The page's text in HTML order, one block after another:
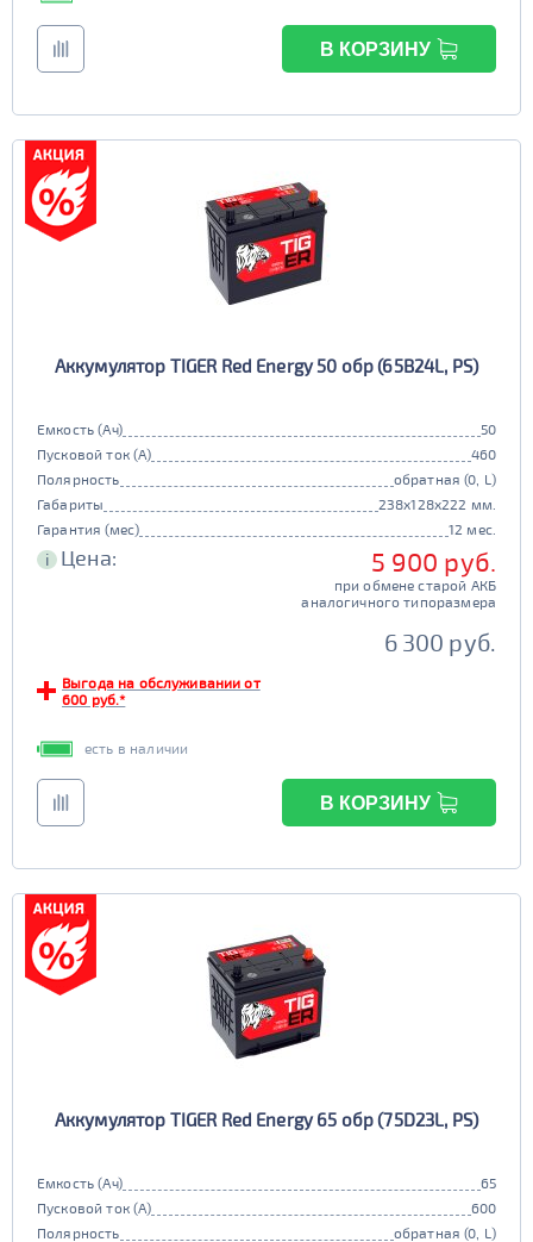
В КОРЗИНУ
Аккумулятор TIGER Red Energy 50 обр (65B24L, PS)
Емкость (Ач)
50
Пусковой ток (А)
460
Полярность
обратная (0, L)
Габариты
238x128x222 мм.
Гарантия (мес)
12 мес.
i Цена: 5 900 руб.
при обмене старой АКБ
аналогичного типоразмера
6 300 руб.
Выгода на обслуживании от
600 руб.*
есть в наличии
В КОРЗИНУ
Аккумулятор TIGER Red Energy 65 обр (75D23L, PS)
Емкость (Ач)
65
Пусковой ток (А)
600
Полярность
обратная (0, L)